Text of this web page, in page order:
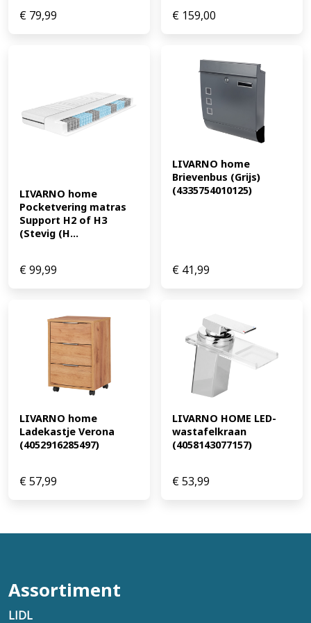
€ 79,99 € 159,00
LIVARNO home
Pocketvering matras
Support H2 of H3
(Stevig (H...
€99,99
LIVARNO home
Brievenbus (Grijs)
(4335754010125)
€ 41,99
LIVARNO home
Ladekastje Verona
(4052916285497)
€57,99
LIVARNO HOME LED-
wastafelkraan
(4058143077157)
€53,99
Assortiment
LIDL